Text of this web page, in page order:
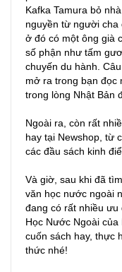
Kafka Tamura bỏ
nguyền từ người cha
ở đó có một ông già
số phận như tấm
chuyến du hành.
mở ra trong bạn đọc
trong lòng Nhật Bản
Ngoài ra, còn rất
hay tại Newshop, từ
các đầu sách kinh
Và giờ, sau khi đã
văn học nước ngoài
đang có rất nhiều ưu
Học Nước Ngoài
cuốn sách hay, thực
thức nhé!